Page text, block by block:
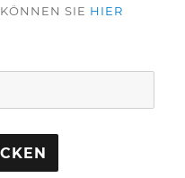
KÖNNEN SIE HIER